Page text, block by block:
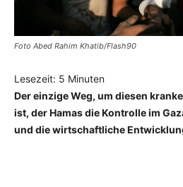
Foto Abed Rahim Khatib/Flash90
Lesezeit: 5 Minuten
Der einzige Weg, um diesen
ist, der Hamas die Kontrolle im
und die wirtschaftliche